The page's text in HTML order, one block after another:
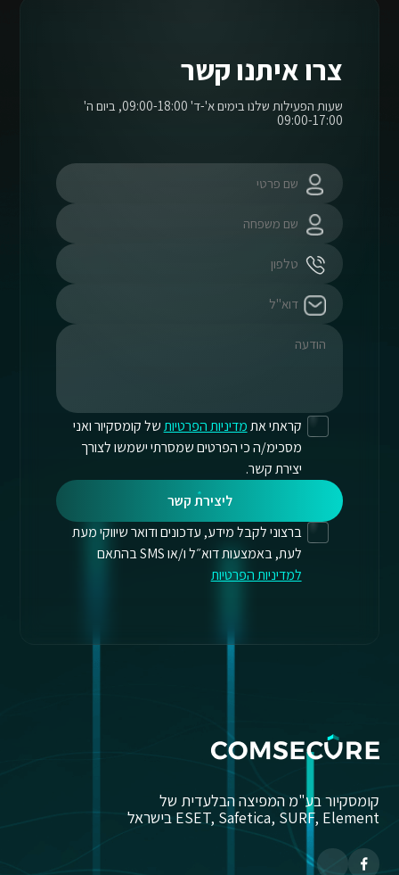
צרו איתנו קשר
שעות הפעילות שלנו בימים א'-ד' 09:00-18:00, ביום ה'
09:00-17:00
קראתי אתמדיניות הפרטיותשל קומסקיור ואני
מסכימ/ה כי הפרטים שמסרתי ישמשו לצורך
יצירת קשר.
ליצירת קשר
ברצוני לקבל מידע, עדכונים ודואר שיווקי מעת
לעת, באמצעות דוא״ל ו/או SMS בהתאם
למדיניות הפרטיות
קומסקיור בע"מ המפיצה הבלעדית של
ESET, Safetica, SURF, Element בישראל